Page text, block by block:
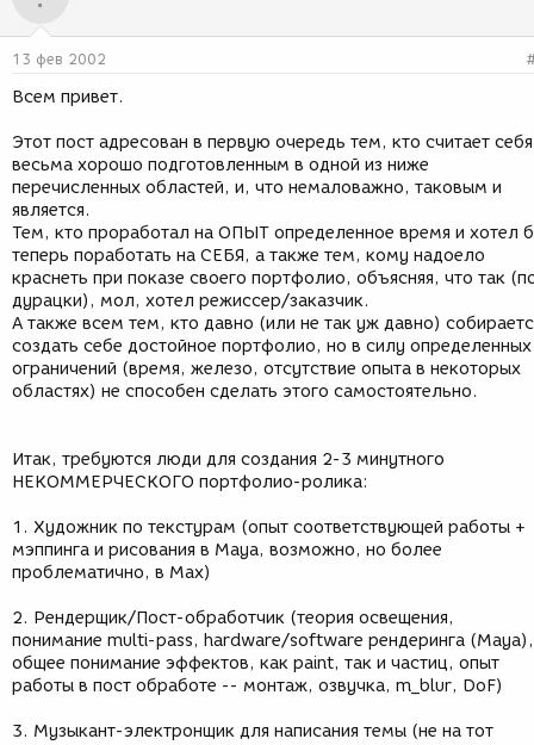
м
д
н
я
13 фев 2002
Всем привет.
Этот пост адресован в первую очередь тем, кто считает себя
весьма хорошо подготовленным в одной из ниже
перечисленных областей, и, что немаловажно, таковым и
является.
Тем, кто проработал на ОПЫТ определенное время и хотел
теперь поработать на СЕБЯ, а также тем, кому надоело
краснеть при показе своего портфолио, объясняя, что так
дурацки), мол, хотел режиссер/заказчик.
А также всем тем, кто давно (или не так уж давно)
создать себе достойное портфолио, но в силу определенных
ограничений (время, железо, отсутствие опыта в некоторых
областях) не способен сделать этого самостоятельно.
Итак, требуются люди для создания 2-3 минутного
НЕКОММЕРЧЕСКОГО портфолио-ролика:
1. Художник по текстурам (опыт соответствующей работы +
мэппинга и рисования в Maya, возможно, но более
проблематично, в Max)
2. Рендерщик/Пост-обработчик (теория освещения,
понимание multi-pass, hardware/software рендеринга (Maya),
общее понимание эффектов, как paint, так и частиц, опыт
работы в пост обработе -- монтаж, озвучка, m_blur, DoF)
3. Музыкант-электронщик для написания темы (не на тот